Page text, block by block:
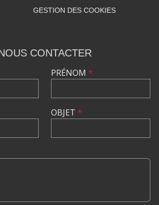
GESTION DES COOKIES
CONTACTER
PRÉNOM *
OBJET *